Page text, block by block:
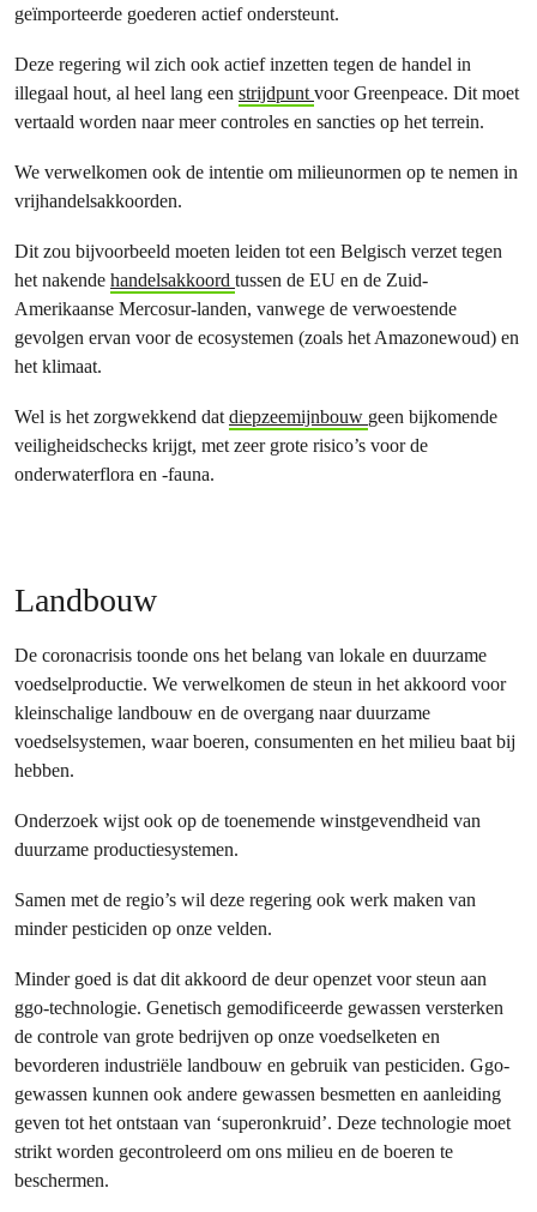
geïmporteerde goederen actief ondersteunt.
Deze regering wil zich ook actief inzetten tegen de handel in
illegaal hout, al heel lang een strijdpunt voor Greenpeace. Dit moet
vertaald worden naar meer controles en sancties op het terrein.
We verwelkomen ook de intentie om milieunormen op te nemen in
vrijhandelsakkoorden.
Dit zou bijvoorbeeld moeten leiden tot een Belgisch verzet tegen
het nakende handelsakkoord tussen de EU en de Zuid-
Amerikaanse Mercosur-landen, vanwege de verwoestende
gevolgen ervan voor de ecosystemen (zoals het Amazonewoud) en
het klimaat.
Wel is het zorgwekkend dat diepzeemijnbouw geen bijkomende
veiligheidschecks krijgt, met zeer grote risico’s voor de
onderwaterflora en -fauna.
Landbouw
De coronacrisis toonde ons het belang van lokale en duurzame
voedselproductie. We verwelkomen de steun in het akkoord voor
kleinschalige landbouw en de overgang naar duurzame
voedselsystemen, waar boeren, consumenten en het milieu baat bij
hebben.
Onderzoek wijst ook op de toenemende winstgevendheid van
duurzame productiesystemen.
Samen met de regio’s wil deze regering ook werk maken van
minder pesticiden op onze velden.
Minder goed is dat dit akkoord de deur openzet voor steun aan
ggo-technologie. Genetisch gemodificeerde gewassen versterken
de controle van grote bedrijven op onze voedselketen en
bevorderen industriële landbouw en gebruik van pesticiden. Ggo-
gewassen kunnen ook andere gewassen besmetten en aanleiding
geven tot het ontstaan van ‘superonkruid’. Deze technologie moet
strikt worden gecontroleerd om ons milieu en de boeren te
beschermen.